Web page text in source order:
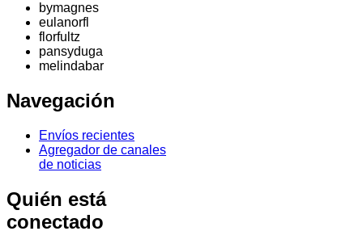
bymagnes
eulanorfl
florfultz
pansyduga
melindabar
Navegación
Envíos recientes
Agregador de canales
de noticias
Quién está
conectado